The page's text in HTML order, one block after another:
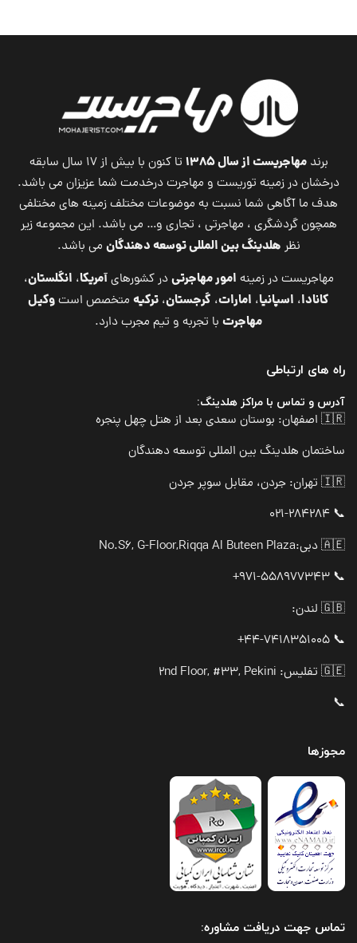
برندمهاجریست از سال ۱۳۸۵
تا کنون با بیش از ۱۷ سال سابقه
درخشان در زمینه توریست و مهاجرت درخدمت شما عزیزان می باشد.
هدف ما آگاهی شما نسبت به موضوعات مختلف زمینه های مختلفی
همچون گردشگری ، مهاجرتی ، تجاری و… می باشد. این مجموعه زیر
نظر هلدینگ بین المللی توسعه دهندگان می باشد.
مهاجریست در زمینه امور مهاجرتیدر کشورهایآمریکا، انگلستان،
کانادا، اسپانیا، امارات، گرجستان، ترکیه متخصص استوکیل
مهاجرت با تجربه و تیم مجرب دارد.
راه های ارتباطی
آدرس و تماس با مراکز هلدینگ:
🇮🇷 اصفهان: بوستان سعدی بعد از هتل چهل پنجره
ساختمان هلدینگ بین المللی توسعه دهندگان
🇮🇷 تهران: جردن، مقابل سوپر جردن
📞 021-284284
🇦🇪 دبی:
No.S6, G-Floor,Riqqa Al Buteen Plaza
📞 971-558977343+
🇬🇧 لندن:
📞 44-7418351005+
🇬🇪 تفلیس: 2nd Floor, #33, Pekini
📞
مجوزها
تماس جهت دریافت مشاوره: